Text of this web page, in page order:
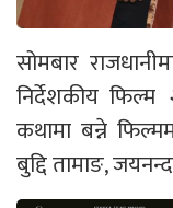
सोमबार
निर्देशकीय फिल्म
कथामा बन्ने
बुद्दि तामाङ,